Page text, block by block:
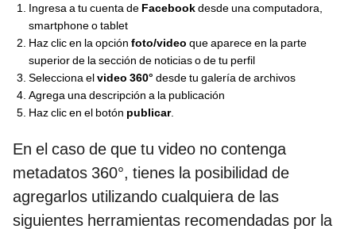
Ingresa a tu cuenta de Facebookdesde una computadora,
smartphone o tablet
Haz clic en la opción foto/video que aparece en la parte
superior de la sección de noticias o de tu perfil
Selecciona elvideo 360° desde tu galería de archivos
Agrega una descripción a la publicación
Haz clic en el botón publicar.
En el caso de que tu video no contenga
metadatos 360°, tienes la posibilidad de
agregarlos utilizando cualquiera de las
siguientes herramientas recomendadas por la